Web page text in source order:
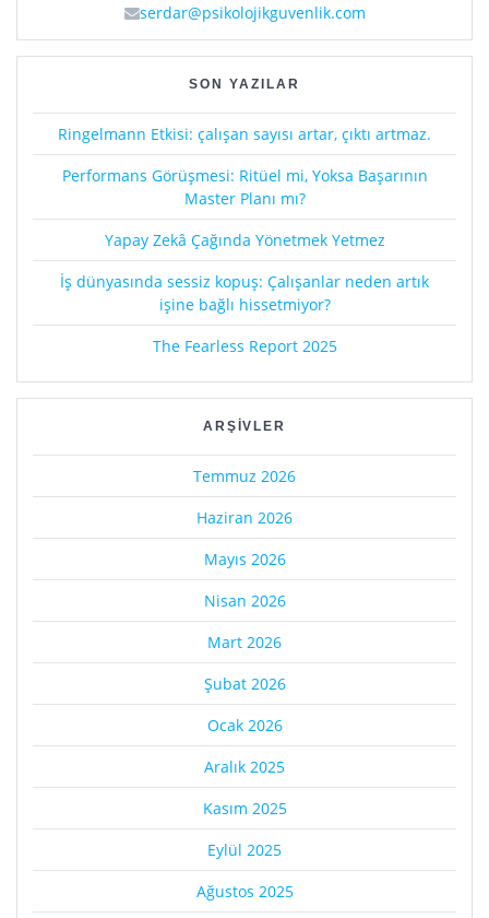
serdar@psikolojikguvenlik.com
SON YAZILAR
Ringelmann Etkisi: çalışan sayısı artar, çıktı artmaz.
Performans Görüşmesi: Ritüel mi, Yoksa Başarının
Master Planı mı?
Yapay Zekâ Çağında Yönetmek Yetmez
İş dünyasında sessiz kopuş: Çalışanlar neden artık
işine bağlı hissetmiyor?
The Fearless Report 2025
ARŞIVLER
Temmuz 2026
Haziran 2026
Mayıs 2026
Nisan 2026
Mart 2026
Şubat 2026
Ocak 2026
Aralık 2025
Kasım 2025
Eylül 2025
Ağustos 2025